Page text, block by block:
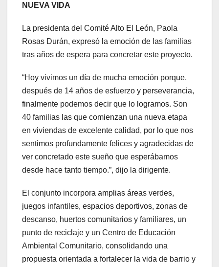
NUEVA VIDA
La presidenta del Comité Alto El León, Paola
Rosas Durán, expresó la emoción de las familias
tras años de espera para concretar este proyecto.
“Hoy vivimos un día de mucha emoción porque,
después de 14 años de esfuerzo y perseverancia,
finalmente podemos decir que lo logramos. Son
40 familias las que comienzan una nueva etapa
en viviendas de excelente calidad, por lo que nos
sentimos profundamente felices y agradecidas de
ver concretado este sueño que esperábamos
desde hace tanto tiempo.”, dijo la dirigente.
El conjunto incorpora amplias áreas verdes,
juegos infantiles, espacios deportivos, zonas de
descanso, huertos comunitarios y familiares, un
punto de reciclaje y un Centro de Educación
Ambiental Comunitario, consolidando una
propuesta orientada a fortalecer la vida de barrio y